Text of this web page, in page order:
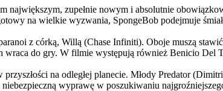
zupełnie nowym i absolutnie
na wielkie wyzwania, SpongeBob podejmuje
z córką, Willą (Chase Infiniti). Oboje muszą stawić
do gry. W filmie występują również Benicio Del
na odległej planecie. Młody Predator
wyprawę w poszukiwaniu